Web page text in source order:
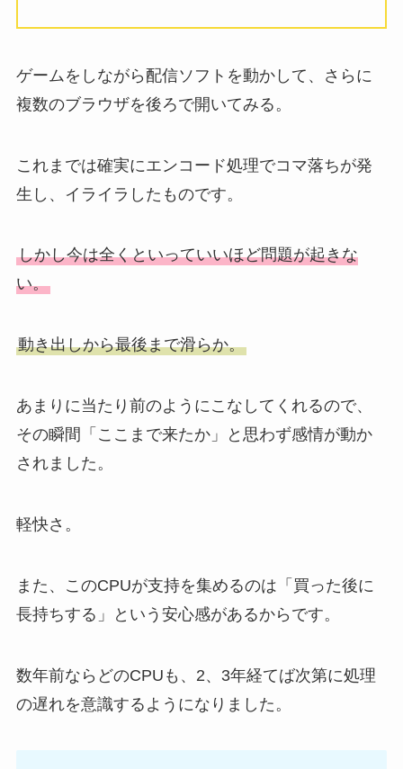
ゲームをしながら配信ソフトを動かして、さらに
複数のブラウザを後ろで開いてみる。
これまでは確実にエンコード処理でコマ落ちが発
生し、イライラしたものです。
しかし今は全くといっていいほど問題が起きな
い。
動き出しから最後まで滑らか。
あまりに当たり前のようにこなしてくれるので、
その瞬間「ここまで来たか」と思わず感情が動か
されました。
軽快さ。
また、このCPUが支持を集めるのは「買った後に
長持ちする」という安心感があるからです。
数年前ならどのCPUも、2、3年経てば次第に処理
の遅れを意識するようになりました。